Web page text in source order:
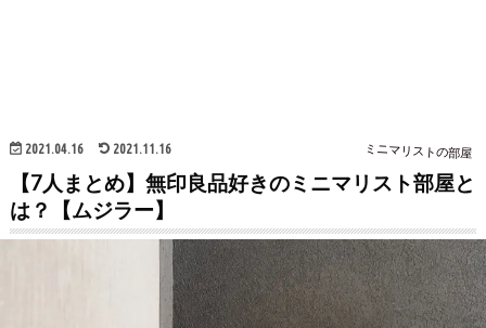
2021.04.16 2021.11.16 ミニマリストの部屋
【7人まとめ】無印良品好きのミニマリスト部屋と
は？【ムジラー】